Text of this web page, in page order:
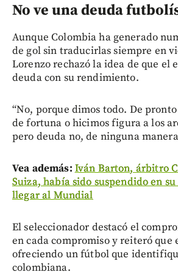
No ve una deuda
Aunque Colombia ha generado
de gol sin traducirlas siempre en
Lorenzo rechazó la idea de que el
deuda con su rendimiento.
“No, porque dimos todo. De
de fortuna o hicimos figura a los
pero deuda no, de ninguna
Vea además: Iván Barton, árbitro
Suiza, había sido suspendido en
llegar al Mundial
El seleccionador destacó el
en cada compromiso y reiteró que
ofreciendo un fútbol que
colombiana.